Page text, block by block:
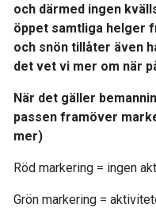
och därmed ingen
öppet samtliga helger
och snön tillåter även
det vet vi mer om när
När det gäller
passen framöver
mer)
Röd markering = ingen
Grön markering =